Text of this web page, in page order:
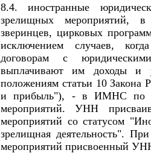
8.4. иностранные
зрелищных мероприятий,
зверинцев, цирковых
исключением случаев,
договорам с
выплачивают им доходы и
положениям статьи 10 Закона
и прибыль"), - в ИМНС по
мероприятий. УНН
мероприятий со статусом
зрелищная деятельность".
мероприятий присвоенный